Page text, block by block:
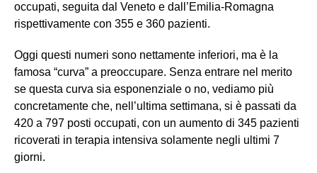
occupati, seguita dal Veneto e dall’Emilia-Romagna
rispettivamente con 355 e 360 pazienti.
Oggi questi numeri sono nettamente inferiori, ma è la
famosa “curva” a preoccupare. Senza entrare nel merito
se questa curva sia esponenziale o no, vediamo più
concretamente che, nell’ultima settimana, si è passati da
420 a 797 posti occupati, con un aumento di 345 pazienti
ricoverati in terapia intensiva solamente negli ultimi 7
giorni.